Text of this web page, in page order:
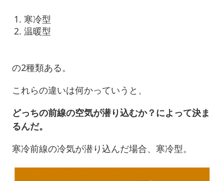
寒冷型
温暖型
の2種類ある。
これらの違いは何かっていうと、
どっちの前線の空気が潜り込むか？によって決ま
るんだ。
寒冷前線の冷気が潜り込んだ場合、寒冷型。